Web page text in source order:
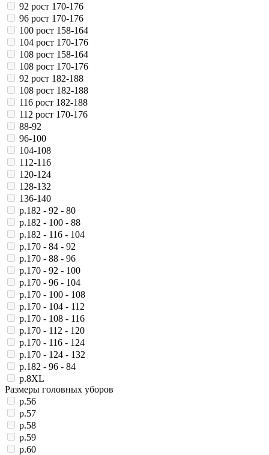
92 рост 170-176
96 рост 170-176
100 рост 158-164
104 рост 170-176
108 рост 158-164
108 рост 170-176
92 рост 182-188
108 рост 182-188
116 рост 182-188
112 рост 170-176
88-92
96-100
104-108
112-116
120-124
128-132
136-140
р.182 - 92 - 80
р.182 - 100 - 88
р.182 - 116 - 104
р.170 - 84 - 92
р.170 - 88 - 96
р.170 - 92 - 100
р.170 - 96 - 104
р.170 - 100 - 108
р.170 - 104 - 112
р.170 - 108 - 116
р.170 - 112 - 120
р.170 - 116 - 124
р.170 - 124 - 132
р.182 - 96 - 84
р.8XL
Размеры головных уборов
р.56
р.57
р.58
р.59
р.60